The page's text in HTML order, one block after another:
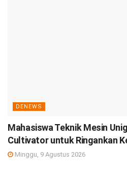
DENEWS
Mahasiswa Teknik Mesin
Cultivator untuk Ringankan
Minggu, 9 Agustus 2026